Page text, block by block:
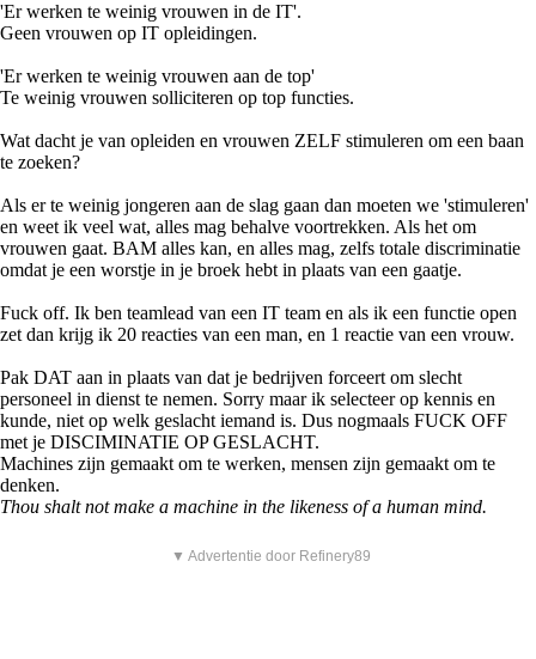
'Er werken te weinig vrouwen in de IT'.
Geen vrouwen op IT opleidingen.
'Er werken te weinig vrouwen aan de top'
Te weinig vrouwen solliciteren op top functies.
Wat dacht je van opleiden en vrouwen ZELF stimuleren om een baan
te zoeken?
Als er te weinig jongeren aan de slag gaan dan moeten we 'stimuleren'
en weet ik veel wat, alles mag behalve voortrekken. Als het om
vrouwen gaat. BAM alles kan, en alles mag, zelfs totale discriminatie
omdat je een worstje in je broek hebt in plaats van een gaatje.
Fuck off. Ik ben teamlead van een IT team en als ik een functie open
zet dan krijg ik 20 reacties van een man, en 1 reactie van een vrouw.
Pak DAT aan in plaats van dat je bedrijven forceert om slecht
personeel in dienst te nemen. Sorry maar ik selecteer op kennis en
kunde, niet op welk geslacht iemand is. Dus nogmaals FUCK OFF
met je DISCIMINATIE OP GESLACHT.
Machines zijn gemaakt om te werken, mensen zijn gemaakt om te
denken.
Thou shalt not make a machine in the likeness of a human mind.
▼ Advertentie door Refinery89